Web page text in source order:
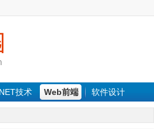
.NET技术 Web前端 软件设计